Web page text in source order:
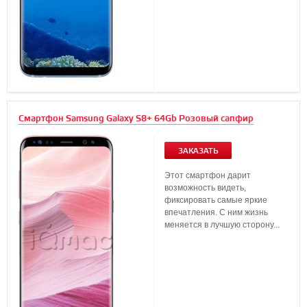
Смартфон Samsung Galaxy S8+ 64Gb Розовый сапфир
ЗАКАЗАТЬ
Этот смартфон дарит
возможность видеть,
фиксировать самые яркие
впечатления. С ним жизнь
меняется в лучшую сторону...